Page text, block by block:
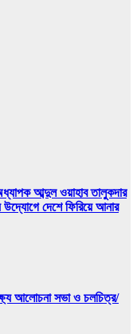
আব্দুল ওয়াহাব তালুকদার
উদ্যোগে দেশে ফিরিয়ে আনার
আলোচনা সভা ও চলচিত্র/